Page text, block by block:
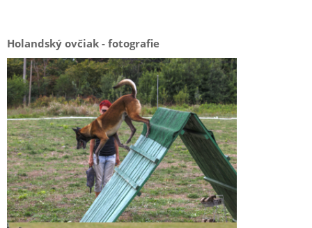
Holandský ovčiak - fotografie